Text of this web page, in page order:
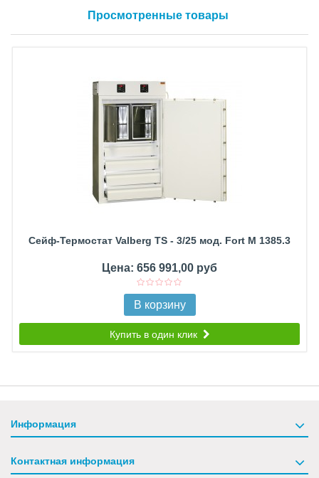
Просмотренные товары
Сейф-Термостат Valberg TS - 3/25 мод. Fort М 1385.3
Цена: 656 991,00 руб
В корзину
Купить в один клик
Информация
Контактная информация